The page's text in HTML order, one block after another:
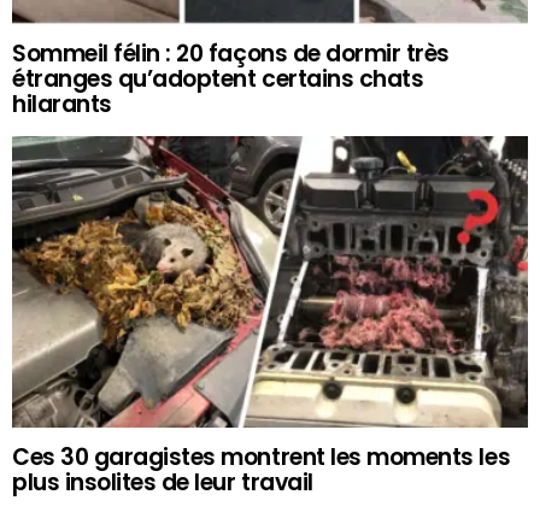
Sommeil félin : 20 façons de dormir très
étranges qu’adoptent certains chats
hilarants
Ces 30 garagistes montrent les moments les
plus insolites de leur travail